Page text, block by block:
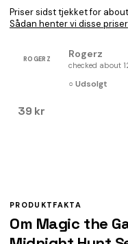
Priser sidst tjekket for
Sådan henter vi disse priser
ROGERZ Rogerz
checked about
○ Udsolgt
39 kr
PRODUKTFAKTA
Om Magic the